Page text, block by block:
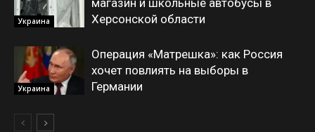
Украина
магазин и школьные автобусы в
Херсонской области
Украина
Операция «Матрешка»: как Россия
хочет повлиять на выборы в
Германии